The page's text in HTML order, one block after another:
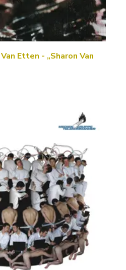
Etten - „Sharon Van